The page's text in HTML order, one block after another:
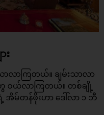
း
ာလာကြတယ်။ ချမ်းသာလာ
ေ ဝယ်လာကြတယ်။ တစ်ချို့
မ်တန်ဖိုးဟာ ဒေါ်လာ ၁ ဘီ